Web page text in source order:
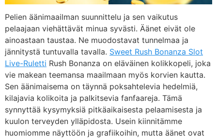
Pelien äänimaailman suunnittelu ja sen vaikutus
pelaajaan viehättävät minua syvästi. Äänet eivät ole
ainoastaan taustaa. Ne muodostavat tunnelmaa ja
jännitystä tuntuvalla tavalla. Sweet Rush Bonanza Slot
Live-Ruletti Rush Bonanza on eläväinen kolikkopeli, joka
vie makean teemansa maailmaan myös korvien kautta.
Sen äänimaisema on täynnä poksahtelevia hedelmiä,
kilajavia kolikoita ja palkitsevia fanfaareja. Tämä
synnyttää kysymyksiä pitkäaikaisesta pelaamisesta ja
kuulon terveyden ylläpidosta. Usein kiinnitämme
huomiomme näyttöön ja grafiikoihin, mutta äänet ovat